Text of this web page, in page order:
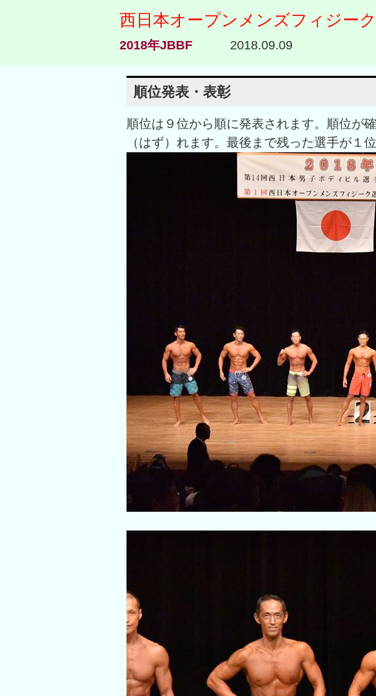
西日本オープンメンズフィジー
2018年JBBF 2018.09.09
順位発表・表彰
順位は９位から順に発表されます。順位が
（はず）れます。最後まで残った選手が１